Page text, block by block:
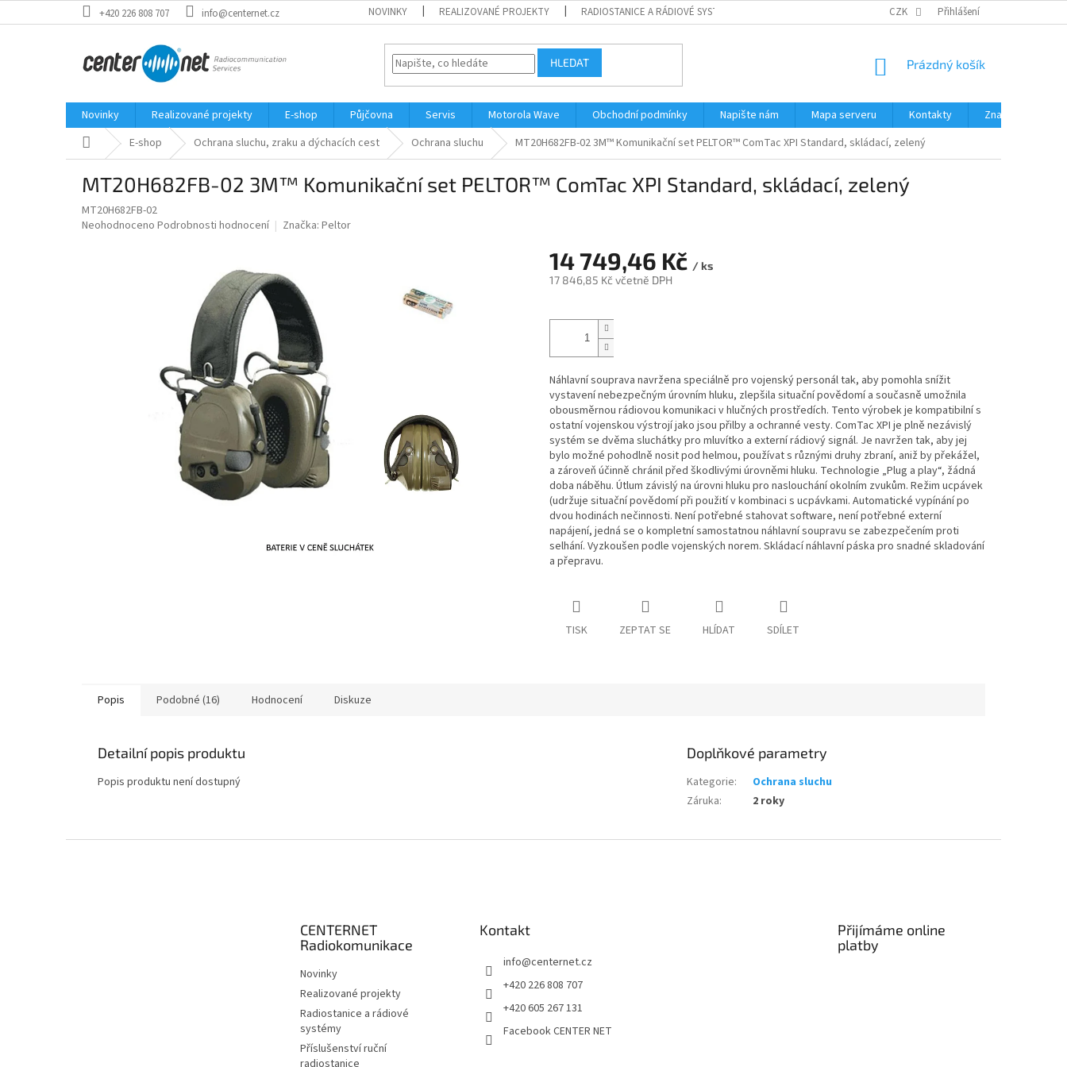
na
+420 226 808 707 info@centernet.cz NOVINKY REALIZOVANÉ PROJEKTY RADIOSTANICE A RÁDIOVÉ SYSTÉMY PŘÍSLUŠENSTVÍ RUČNÍ RADIOSTANICE PŮJČOVNA
CZK Přihlášení
HLEDAT
NÁKUPNÍ
Prázdný košík
Novinky Realizované projekty E-shop Půjčovna Servis Motorola Wave Obchodní podmínky Napište nám Mapa serveru Kontakty
Značky
Domů E-shop Ochrana sluchu, zraku a dýchacích cest Ochrana sluchu MT20H682FB-02 3M™ Komunikační set PELTOR™ ComTac XPI Standard, skládací, zelený
MT20H682FB-02 3M™ Komunikační set PELTOR™ ComTac XPI Standard, skládací, zelený
MT20H682FB-02
Průměrné
Neohodnoceno Podrobnosti hodnocení Značka: Peltor
14 749,46 Kč / ks
17 846,85 Kč včetně DPH
cena:
Náhlavní souprava navržena speciálně pro vojenský personál tak, aby pomohla snížit
vystavení nebezpečným úrovním hluku, zlepšila situační povědomí a současně umožnila
obousměrnou rádiovou komunikaci v hlučných prostředích. Tento výrobek je kompatibilní s
ostatní vojenskou výstrojí jako jsou přilby a ochranné vesty. ComTac XPI je plně nezávislý
systém se dvěma sluchátky pro mluvítko a externí rádiový signál. Je navržen tak, aby jej
bylo možné pohodlně nosit pod helmou, používat s různými druhy zbraní, aniž by překážel,
a zároveň účinně chránil před škodlivými úrovněmi hluku. Technologie „Plug a play“, žádná
doba náběhu. Útlum závislý na úrovni hluku pro naslouchání okolním zvukům. Režim ucpávek
(udržuje situační povědomí při použití v kombinaci s ucpávkami. Automatické vypínání po
dvou hodinách nečinnosti. Není potřebné stahovat software, není potřebné externí
napájení, jedná se o kompletní samostatnou náhlavní soupravu se zabezpečením proti
selhání. Vyzkoušen podle vojenských norem. Skládací náhlavní páska pro snadné skladování
a přepravu.
TISK ZEPTAT SE HLÍDAT SDÍLET
Popis Podobné (16) Hodnocení Diskuze
Detailní popis produktu
Popis produktu není dostupný
Doplňkové parametry
Kategorie:
Ochrana sluchu
Záruka: 2 roky
CENTERNET
Radiokomunikace
Novinky
Realizované projekty
Radiostanice a rádiové
systémy
Příslušenství ruční
Kontakt
info@centernet.cz
+420 226 808 707
+420 605 267 131
Facebook CENTER NET
Přijímáme online
platby